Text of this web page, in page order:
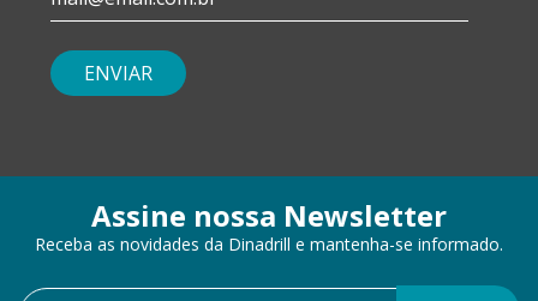
ENVIAR
Assine nossa Newsletter
Receba as novidades da Dinadrill e mantenha-se informado.